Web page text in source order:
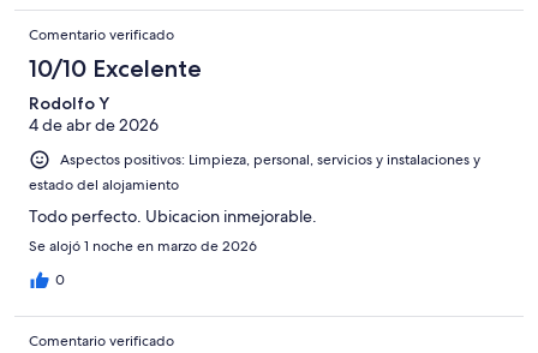
Comentario verificado
10/10 Excelente
Rodolfo Y
4 de abr de 2026
Aspectos positivos: Limpieza, personal, servicios y instalaciones y
estado del alojamiento
Todo perfecto. Ubicacion inmejorable.
Se alojó 1 noche en marzo de 2026
0
Comentario verificado